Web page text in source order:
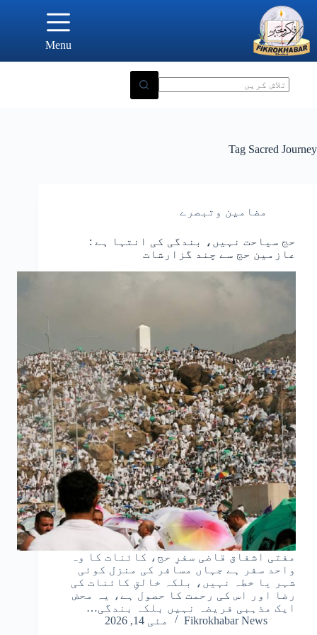
content
Menu
Tag Sacred Journey
مضامین وتبصرے
حج سیاحت نہیں، بندگی کی انتہا ہے :
عازمین حج سے چند گزارشات
مفتی اشفاق قاضی سفرِ حج، کائنات کا وہ
واحد سفر ہے جہاں مسافر کی منزل کوئی
شہر یا خطہ نہیں، بلکہ خالقِ کائنات کی
رضا اور اس کی رحمت کا حصول ہے، یہ محض
ایک مذہبی فریضہ نہیں بلکہ بندگی…
Fikrokhabar News
مئی 14, 2026